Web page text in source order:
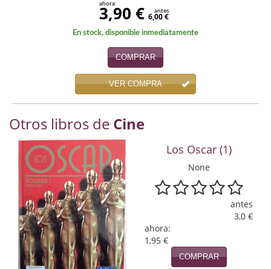
Divulgación científica
DVD
Economía
Enciclopedias
Ensayo
Ensayo literario
Filosofía
Física y Química
ahora:
3,90 € antes
6,00 €
En stock, disponible inmediatamente
COMPRAR
VER COMPRA
Otros libros de Cine
Los Oscar (1)
None
antes
3,0 €
ahora:
1,95 €
COMPRAR